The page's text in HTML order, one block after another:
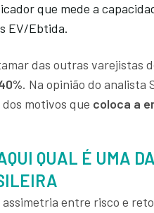
que mede a
EV/Ebtida.
das outras varejistas
. Na opinião do analista
motivos que coloca a
QUAL É UMA
assimetria entre risco e